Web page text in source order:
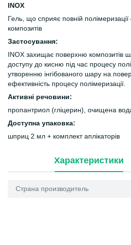
INOX
Гель, що сприяє повній полімеризації
композитів
Застосування:
INOX захищає поверхню композитів
доступу до кисню під час процесу
утворенню інгібованого шару на
ефективність процесу полімеризації.
Активні речовини:
пропантриол (гліцерин), очищена
Доступна упаковка:
шприц 2 мл + комплект аплікаторів
Характеристики
Страна производитель